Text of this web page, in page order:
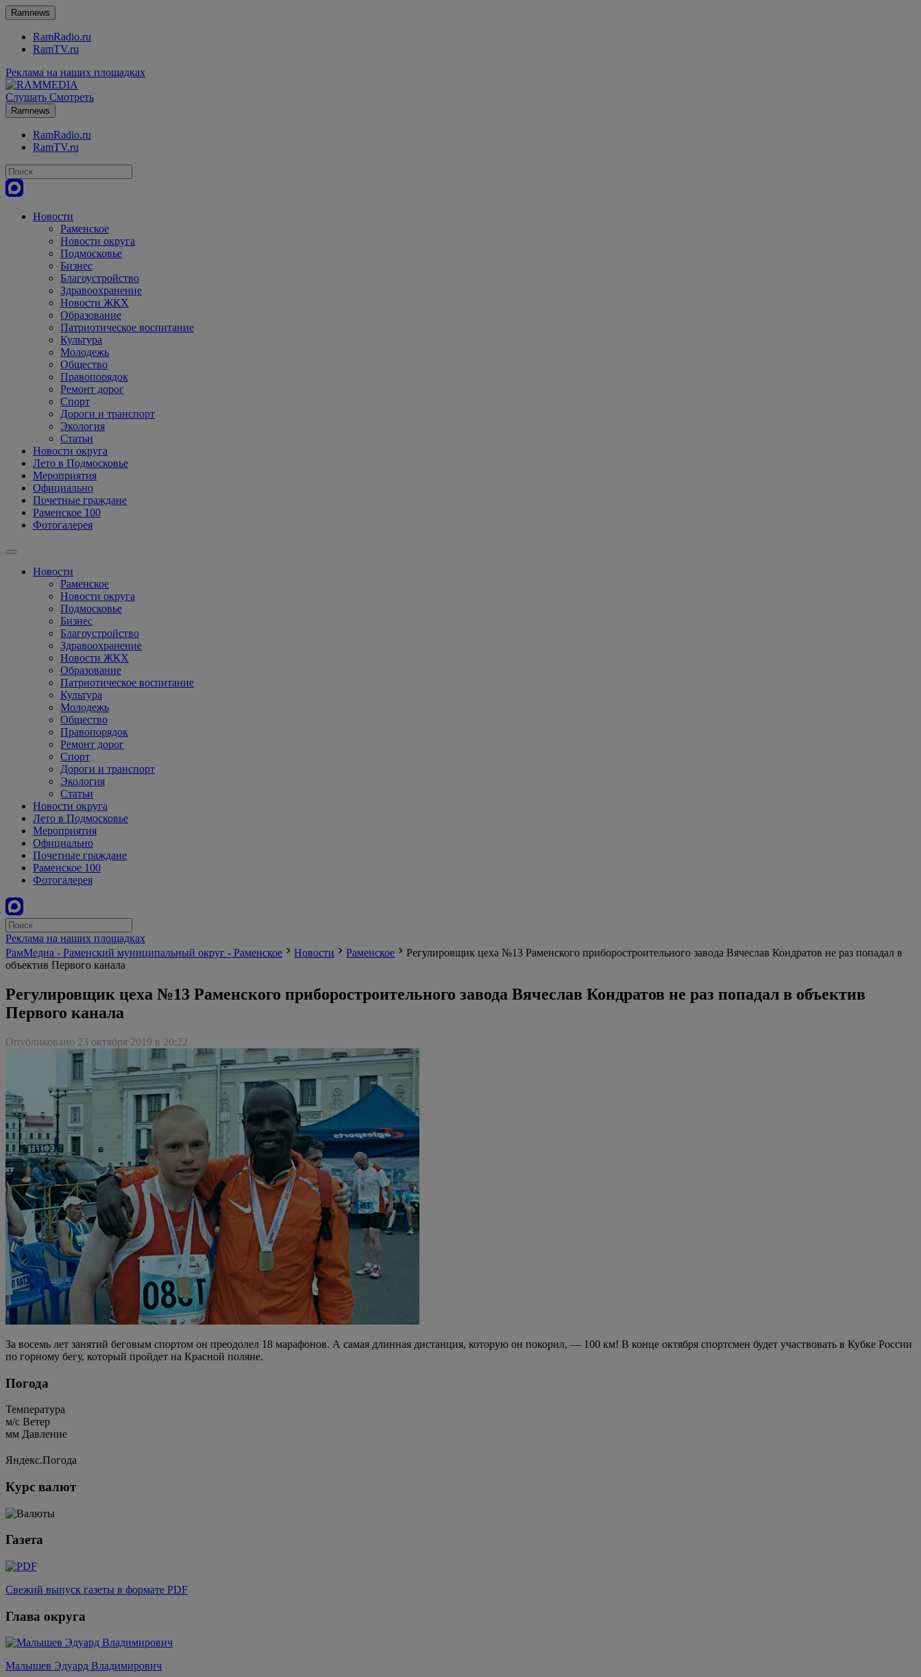
Ramnews
RamRadio.ru
RamTV.ru
Реклама на наших площадках
Слушать Смотреть
Ramnews
RamRadio.ru
RamTV.ru
Новости
Раменское
Новости округа
Подмосковье
Бизнес
Благоустройство
Здравоохранение
Новости ЖКХ
Образование
Патриотическое воспитание
Культура
Молодежь
Общество
Правопорядок
Ремонт дорог
Спорт
Дороги и транспорт
Экология
Статьи
Новости округа
Лето в Подмосковье
Мероприятия
Официально
Почетные граждане
Раменское 100
Фотогалерея
Новости
Раменское
Новости округа
Подмосковье
Бизнес
Благоустройство
Здравоохранение
Новости ЖКХ
Образование
Патриотическое воспитание
Культура
Молодежь
Общество
Правопорядок
Ремонт дорог
Спорт
Дороги и транспорт
Экология
Статьи
Новости округа
Лето в Подмосковье
Мероприятия
Официально
Почетные граждане
Раменское 100
Фотогалерея
Реклама на наших площадках
РамМедиа - Раменский муниципальный округ - Раменское
Новости Раменское
Регулировщик цеха №13 Раменского приборостроительного завода Вячеслав Кондратов не раз попадал в
объектив Первого канала
Регулировщик цеха №13 Раменского приборостроительного завода Вячеслав Кондратов не раз попадал в объектив
Первого канала
Опубликовано 23 октября 2019 в 20:22
За восемь лет занятий беговым спортом он преодолел 18 марафонов. А самая длинная дистанция, которую он покорил, — 100 км! В конце октября спортсмен будет участвовать в Кубке России
по горному бегу, который пройдет на Красной поляне.
Погода
Температура
м/c Ветер
мм Давление
Яндекс.Погода
Курс валют
Газета
Свежий выпуск газеты в формате PDF
Глава округа
Малышев Эдуард Владимирович